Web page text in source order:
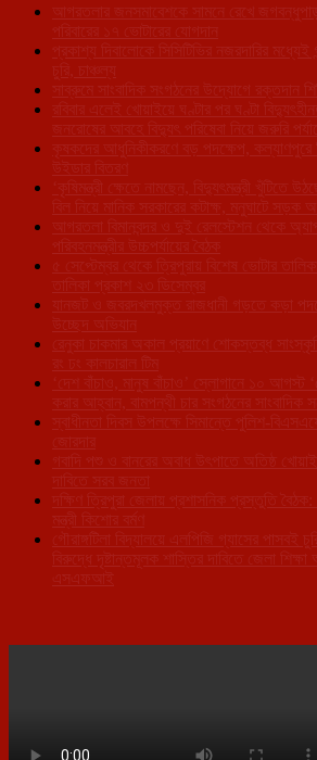
আগরতলার জনসমাবেশকে সামনে রেখে
পরিবারের ১৭ ভোটারের যোগদান
প্রকাশ্য দিবালোকে সিসিটিভির নজরদারির মধ্যেই
চুরি, চাঞ্চল্য
সাব্রুমে সাংবাদিক সংগঠনের উদ্যোগে রক্তদান
রবিবার এলেই খোয়াইয়ে ঘণ্টার পর ঘণ্টা
জনরোষের আবহে বিদ্যুৎ পরিষেবা নিয়ে জরুরি
কৃষকদের আধুনিকীকরণে বড় পদক্ষেপ, কল্যাণপুরে
উইডার বিতরণ
‘কৃষিমন্ত্রী ক্ষেতে নামছেন, বিদ্যুৎমন্ত্রী খুঁটিতে
বিল নিয়ে মানিক সরকারের কটাক্ষ, মনুঘাটে সড়ক
আগরতলা বিমানবন্দর ও দুই রেলস্টেশন থেকে
পরিবহনমন্ত্রীর উচ্চপর্যায়ের বৈঠক
৫ সেপ্টেম্বর থেকে ত্রিপুরায় বিশেষ ভোটার
তালিকা প্রকাশ ২৩ ডিসেম্বর
যানজট ও জবরদখলমুক্ত রাজধানী গড়তে কড়া
উচ্ছেদ অভিযান
রেনুকা চাকমার অকাল প্রয়াণে শোকস্তব্ধ
রং ঢং কালচারাল টিম
‘দেশ বাঁচাও, মানুষ বাঁচাও’ স্লোগানে ১০
করার আহ্বান, বামপন্থী চার সংগঠনের সাংবাদিক
স্বাধীনতা দিবস উপলক্ষে সিমান্তে পুলিশ-
জোরদার
গবাদি পশু ও বানরের অবাধ উৎপাতে অতিষ্ঠ
দাবিতে সরব জনতা
দক্ষিণ ত্রিপুরা জেলায় প্রশাসনিক প্রস্তুতি
মন্ত্রী কিশোর বর্মণ
গৌরাঙ্গটিলা বিদ্যালয়ে এলপিজি গ্যাসের পাসবই
বিরুদ্ধে দৃষ্টান্তমূলক শাস্তির দাবিতে জেলা শিক্ষা
এসএফআই